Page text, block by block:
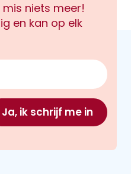
niets meer!
en kan op elk
Ja, ik schrijf me in